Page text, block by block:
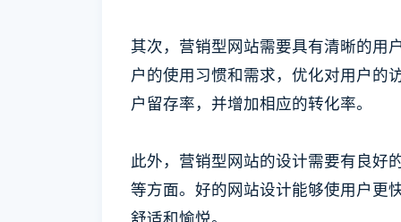
其次，营销型网站需要具有清晰的用
户的使用习惯和需求，优化对用户的
户留存率，并增加相应的转化率。
此外，营销型网站的设计需要有良好
等方面。好的网站设计能够使用户更
舒适和愉悦。